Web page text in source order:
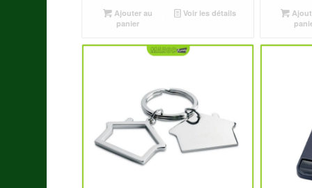
initial
était :
د.م.10.00.
actuel
د.م.6.00.
Ajouter au
panier
Voir les détails